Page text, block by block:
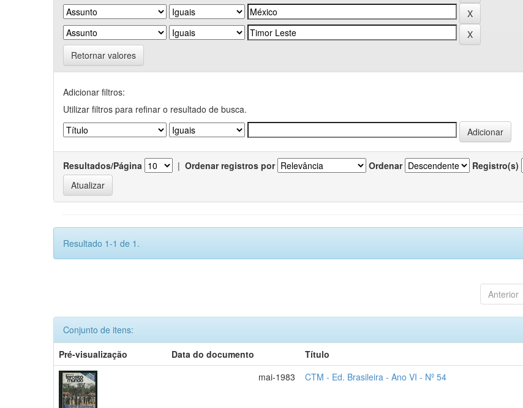
Retornar valores
Adicionar filtros:
Utilizar filtros para refinar o resultado de busca.
Resultados/Página | Ordenar registros por Ordenar Registro(s)
Resultado 1-1 de 1.
Anterior
Conjunto de itens:
Pré-visualização
Data do documento Título
mai-1983
CTM - Ed. Brasileira - Ano VI - Nº 54